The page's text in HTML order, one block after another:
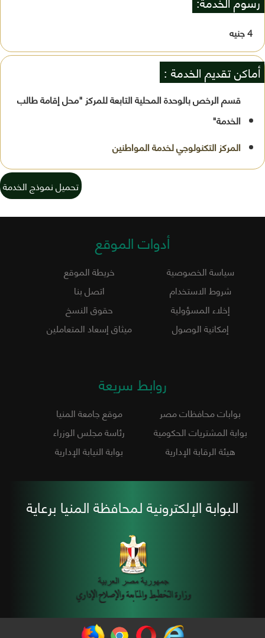
4 جنيه
أماكن تقديم الخدمة :
قسم الرخص بالوحدة المحلية التابعة للمركز "محل إقامة طالب
الخدمة"
تحميل نموذج الخدمة
أدوات الموقع
سياسة الخصوصية
خريطة الموقع
شروط الاستخدام
اتصل بنا
إخلاء المسؤولية
حقوق النسخ
إمكانية الوصول
ميثاق إسعاد المتعاملين
روابط سريعة
بوابات محافظات مصر
موقع جامعة المنيا
بوابة المشتريات الحكومية
رئاسة مجلس الوزراء
هيئة الرقابة الإدارية
بوابة النيابة الإدارية
البوابة الإلكترونية لمحافظة المنيا برعاية